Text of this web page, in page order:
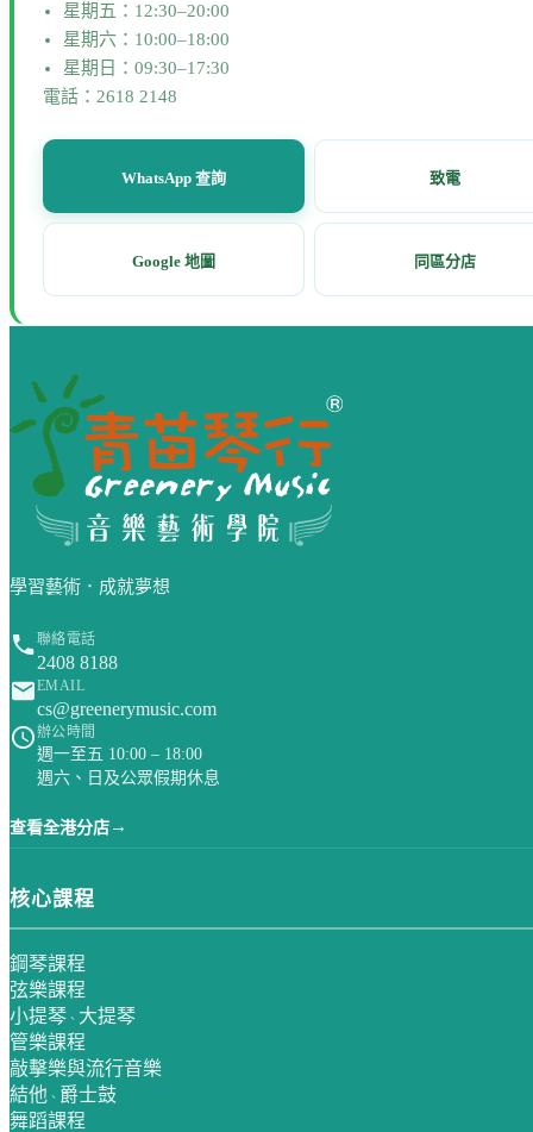
星期五：12:30–20:00
星期六：10:00–18:00
星期日：09:30–17:30
電話：2618 2148
WhatsApp 查詢 致電
Google 地圖 同區分店
學習藝術．成就夢想
聯絡電話
2408 8188
EMAIL
cs@greenerymusic.com
辦公時間
週一至五 10:00 – 18:00
週六、日及公眾假期休息
查看全港分店 →
核心課程
鋼琴課程
弦樂課程
小提琴 、 大提琴
管樂課程
敲擊樂與流行音樂
結他 、 爵士鼓
舞蹈課程